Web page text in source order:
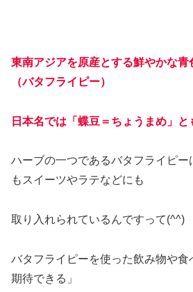
東南アジアを原産とする鮮やかな
（バタフライピー）
日本名では「蝶豆＝ちょうまめ」と
ハーブの一つであるバタフライピー
もスイーツやラテなどにも
取り入れられているんですって(^^)
バタフライピーを使った飲み物や
期待できる」